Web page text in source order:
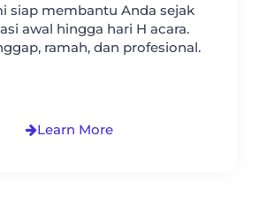
siap membantu Anda sejak
awal hingga hari H acara.
ramah, dan profesional.
Learn More